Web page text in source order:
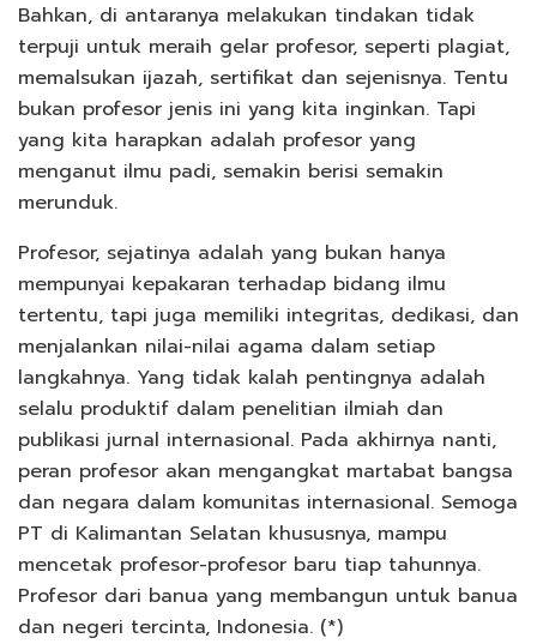
Bahkan, di antaranya melakukan tindakan tidak
terpuji untuk meraih gelar profesor, seperti plagiat,
memalsukan ijazah, sertifikat dan sejenisnya. Tentu
bukan profesor jenis ini yang kita inginkan. Tapi
yang kita harapkan adalah profesor yang
menganut ilmu padi, semakin berisi semakin
merunduk.
Profesor, sejatinya adalah yang bukan hanya
mempunyai kepakaran terhadap bidang ilmu
tertentu, tapi juga memiliki integritas, dedikasi, dan
menjalankan nilai-nilai agama dalam setiap
langkahnya. Yang tidak kalah pentingnya adalah
selalu produktif dalam penelitian ilmiah dan
publikasi jurnal internasional. Pada akhirnya nanti,
peran profesor akan mengangkat martabat bangsa
dan negara dalam komunitas internasional. Semoga
PT di Kalimantan Selatan khususnya, mampu
mencetak profesor-profesor baru tiap tahunnya.
Profesor dari banua yang membangun untuk banua
dan negeri tercinta, Indonesia. (*)